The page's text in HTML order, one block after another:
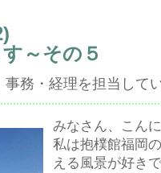
～その５
務・経理を担当して
みなさん、こん
私は抱樸館福岡
える風景が好き